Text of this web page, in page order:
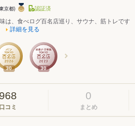
京都) 認証済
は、食べログ百名店巡り、サウナ、筋トレです
詳細を見る
30 30
968
口コミ
0
まとめ